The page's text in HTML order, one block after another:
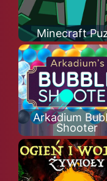
Minecraft
Arkadium
Shooter